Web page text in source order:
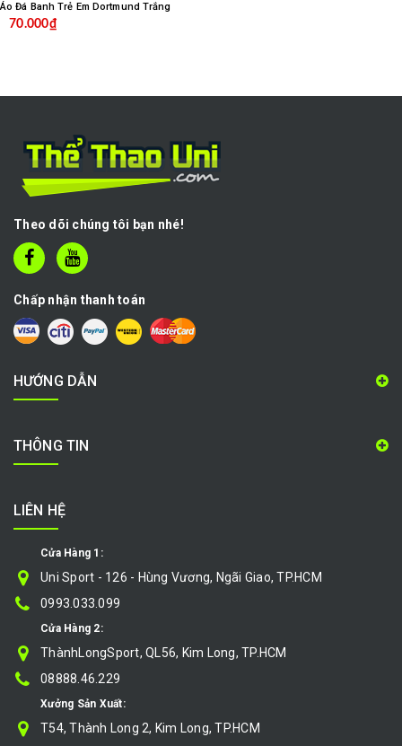
Áo Đá Banh Trẻ Em Dortmund Trắng
70.000₫
Theo dõi chúng tôi bạn nhé!
Chấp nhận thanh toán
HƯỚNG DẪN
THÔNG TIN
LIÊN HỆ
Cửa Hàng 1:
Uni Sport - 126 - Hùng Vương, Ngãi Giao, TP.HCM
0993.033.099
Cửa Hàng 2:
ThànhLongSport, QL56, Kim Long, TP.HCM
08888.46.229
Xưởng Sản Xuất:
T54, Thành Long 2, Kim Long, TP.HCM